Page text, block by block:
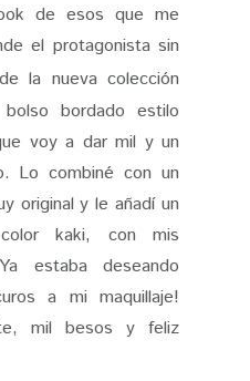
de esos que me
el protagonista sin
la nueva colección
bordado estilo
voy a dar mil y un
Lo combiné con un
original y le añadí un
kaki, con mis
estaba deseando
a mi maquillaje!
mil besos y feliz